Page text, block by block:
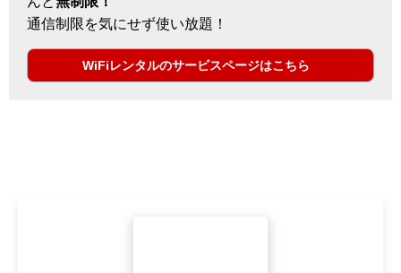
通信制限を気にせず使い放題！
WiFiレンタルのサービスページはこちら